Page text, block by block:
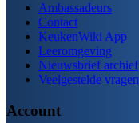
Ambassadeurs
Contact
KeukenWiki App
Leeromgeving
Nieuwsbrief archief
Veelgestelde vragen
Account